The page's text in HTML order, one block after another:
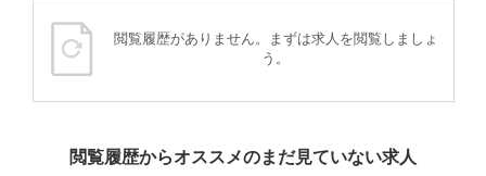
閲覧履歴がありません。まずは求人を閲覧しましょ
う。
閲覧履歴からオススメのまだ見ていない求人